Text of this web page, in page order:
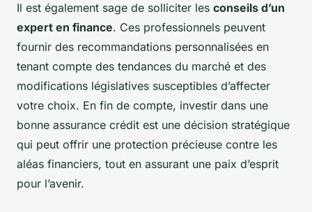
Il est également sage de solliciter les conseils d’un
expert en finance. Ces professionnels peuvent
fournir des recommandations personnalisées en
tenant compte des tendances du marché et des
modifications législatives susceptibles d’affecter
votre choix. En fin de compte, investir dans une
bonne assurance crédit est une décision stratégique
qui peut offrir une protection précieuse contre les
aléas financiers, tout en assurant une paix d’esprit
pour l’avenir.